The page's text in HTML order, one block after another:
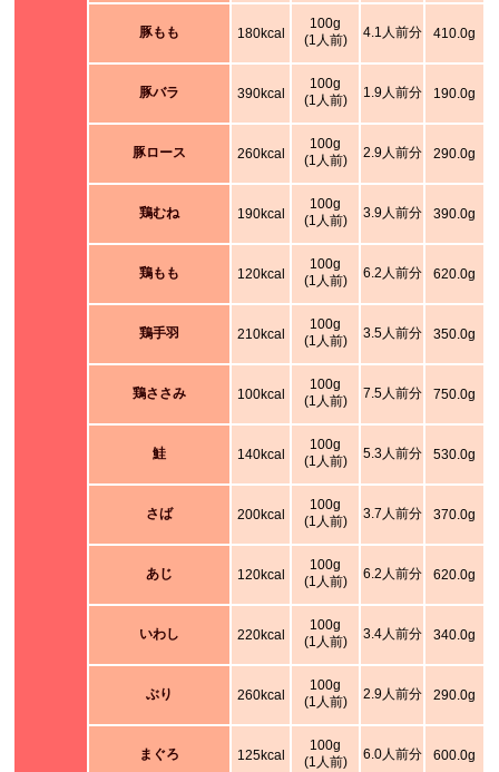
豚もも 180kcal
100g
(1人前)
4.1人前分 410.0g
豚バラ 390kcal
100g
(1人前)
1.9人前分 190.0g
豚ロース 260kcal
100g
(1人前)
2.9人前分 290.0g
鶏むね 190kcal
100g
(1人前)
3.9人前分 390.0g
鶏もも 120kcal
100g
(1人前)
6.2人前分 620.0g
鶏手羽 210kcal
100g
(1人前)
3.5人前分 350.0g
鶏ささみ 100kcal
100g
(1人前)
7.5人前分 750.0g
鮭 140kcal
100g
(1人前)
5.3人前分 530.0g
さば 200kcal
100g
(1人前)
3.7人前分 370.0g
あじ 120kcal
100g
(1人前)
6.2人前分 620.0g
いわし 220kcal
100g
(1人前)
3.4人前分 340.0g
ぶり 260kcal
100g
(1人前)
2.9人前分 290.0g
まぐろ 125kcal
100g
(1人前)
6.0人前分 600.0g